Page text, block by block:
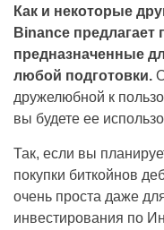
Как и некоторые
Binance предлагает
предназначенные
любой подготовки.
дружелюбной к
вы будете ее
Так, если вы
покупки биткойнов
очень проста даже
инвестирования по